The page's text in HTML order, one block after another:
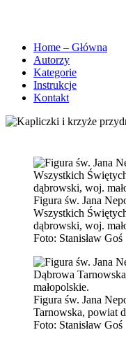
Home – Główna
Autorzy
Kategorie
Instrukcje
Kontakt
Figura św. Jana
Wszystkich
dąbrowski, woj.
Foto: Stanisław Goś
Figura św. Jana
Tarnowska, powiat
Foto: Stanisław Goś